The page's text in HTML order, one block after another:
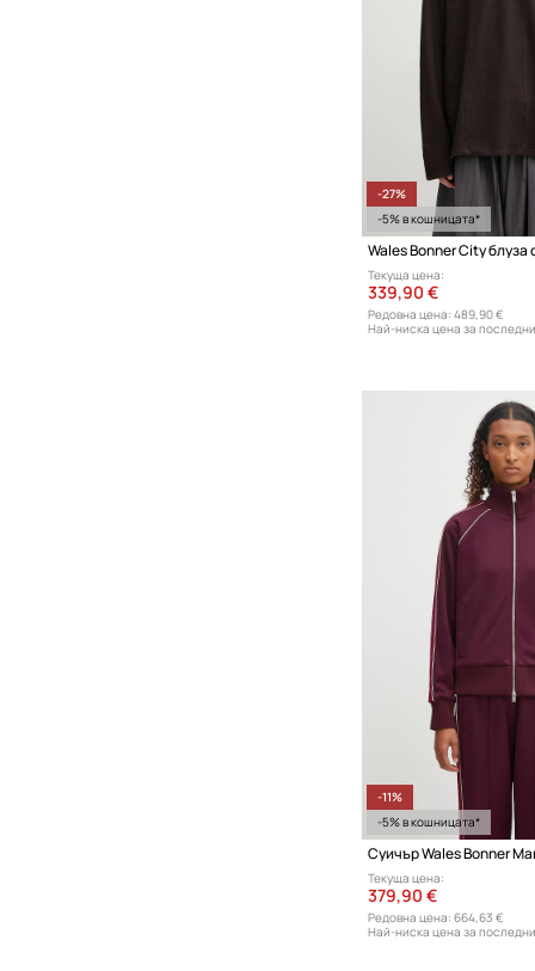
-27%
-5% в кошницата*
Текуща цена:
339,90 €
Редовна цена: 489,90 €
Най-ниска цена за
-11%
-5% в кошницата*
Суичър Wales Bonner
Текуща цена:
379,90 €
Редовна цена: 664,63 €
Най-ниска цена за